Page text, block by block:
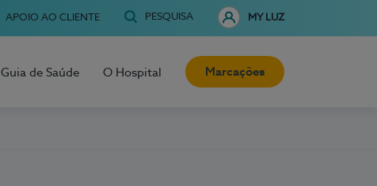
APOIO AO CLIENTE PESQUISA MY LUZ
Guia de Saúde O Hospital Marcações